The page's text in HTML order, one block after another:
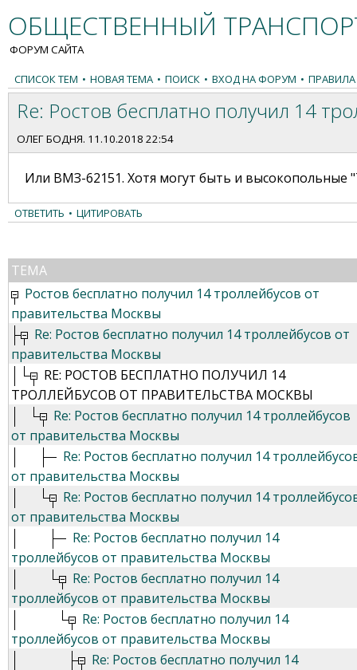
ОБЩЕСТВЕННЫЙ
ФОРУМ САЙТА
СПИСОК ТЕМ • НОВАЯ ТЕМА • ПОИСК • ВХОД НА ФОРУМ •
Re: Ростов бесплатно получил 14
ОЛЕГ БОДНЯ. 11.10.2018 22:54
Или ВМЗ-62151. Хотя могут быть и высокопольные
ОТВЕТИТЬ • ЦИТИРОВАТЬ
ТЕМА
Ростов бесплатно получил 14 троллейбусов от
правительства Москвы
Re: Ростов бесплатно получил 14 троллейбусов от
правительства Москвы
RE: РОСТОВ БЕСПЛАТНО ПОЛУЧИЛ 14
ТРОЛЛЕЙБУСОВ ОТ ПРАВИТЕЛЬСТВА МОСКВЫ
Re: Ростов бесплатно получил 14 троллейбусов
от правительства Москвы
Re: Ростов бесплатно получил 14
от правительства Москвы
Re: Ростов бесплатно получил 14
от правительства Москвы
Re: Ростов бесплатно получил 14
троллейбусов от правительства Москвы
Re: Ростов бесплатно получил 14
троллейбусов от правительства Москвы
Re: Ростов бесплатно получил 14
троллейбусов от правительства Москвы
Re: Ростов бесплатно получил 14